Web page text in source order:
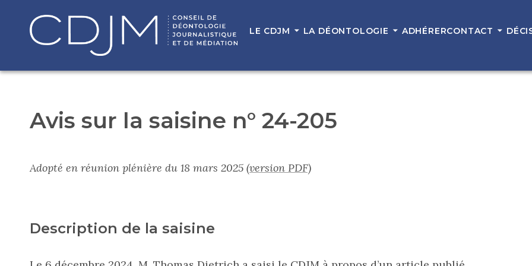
LE CDJM LA DÉONTOLOGIE ADHÉRERCONTACT
Avis sur la saisine n° 24-205
Adopté en réunion plénière du 18 mars 2025 (version PDF)
Description de la saisine